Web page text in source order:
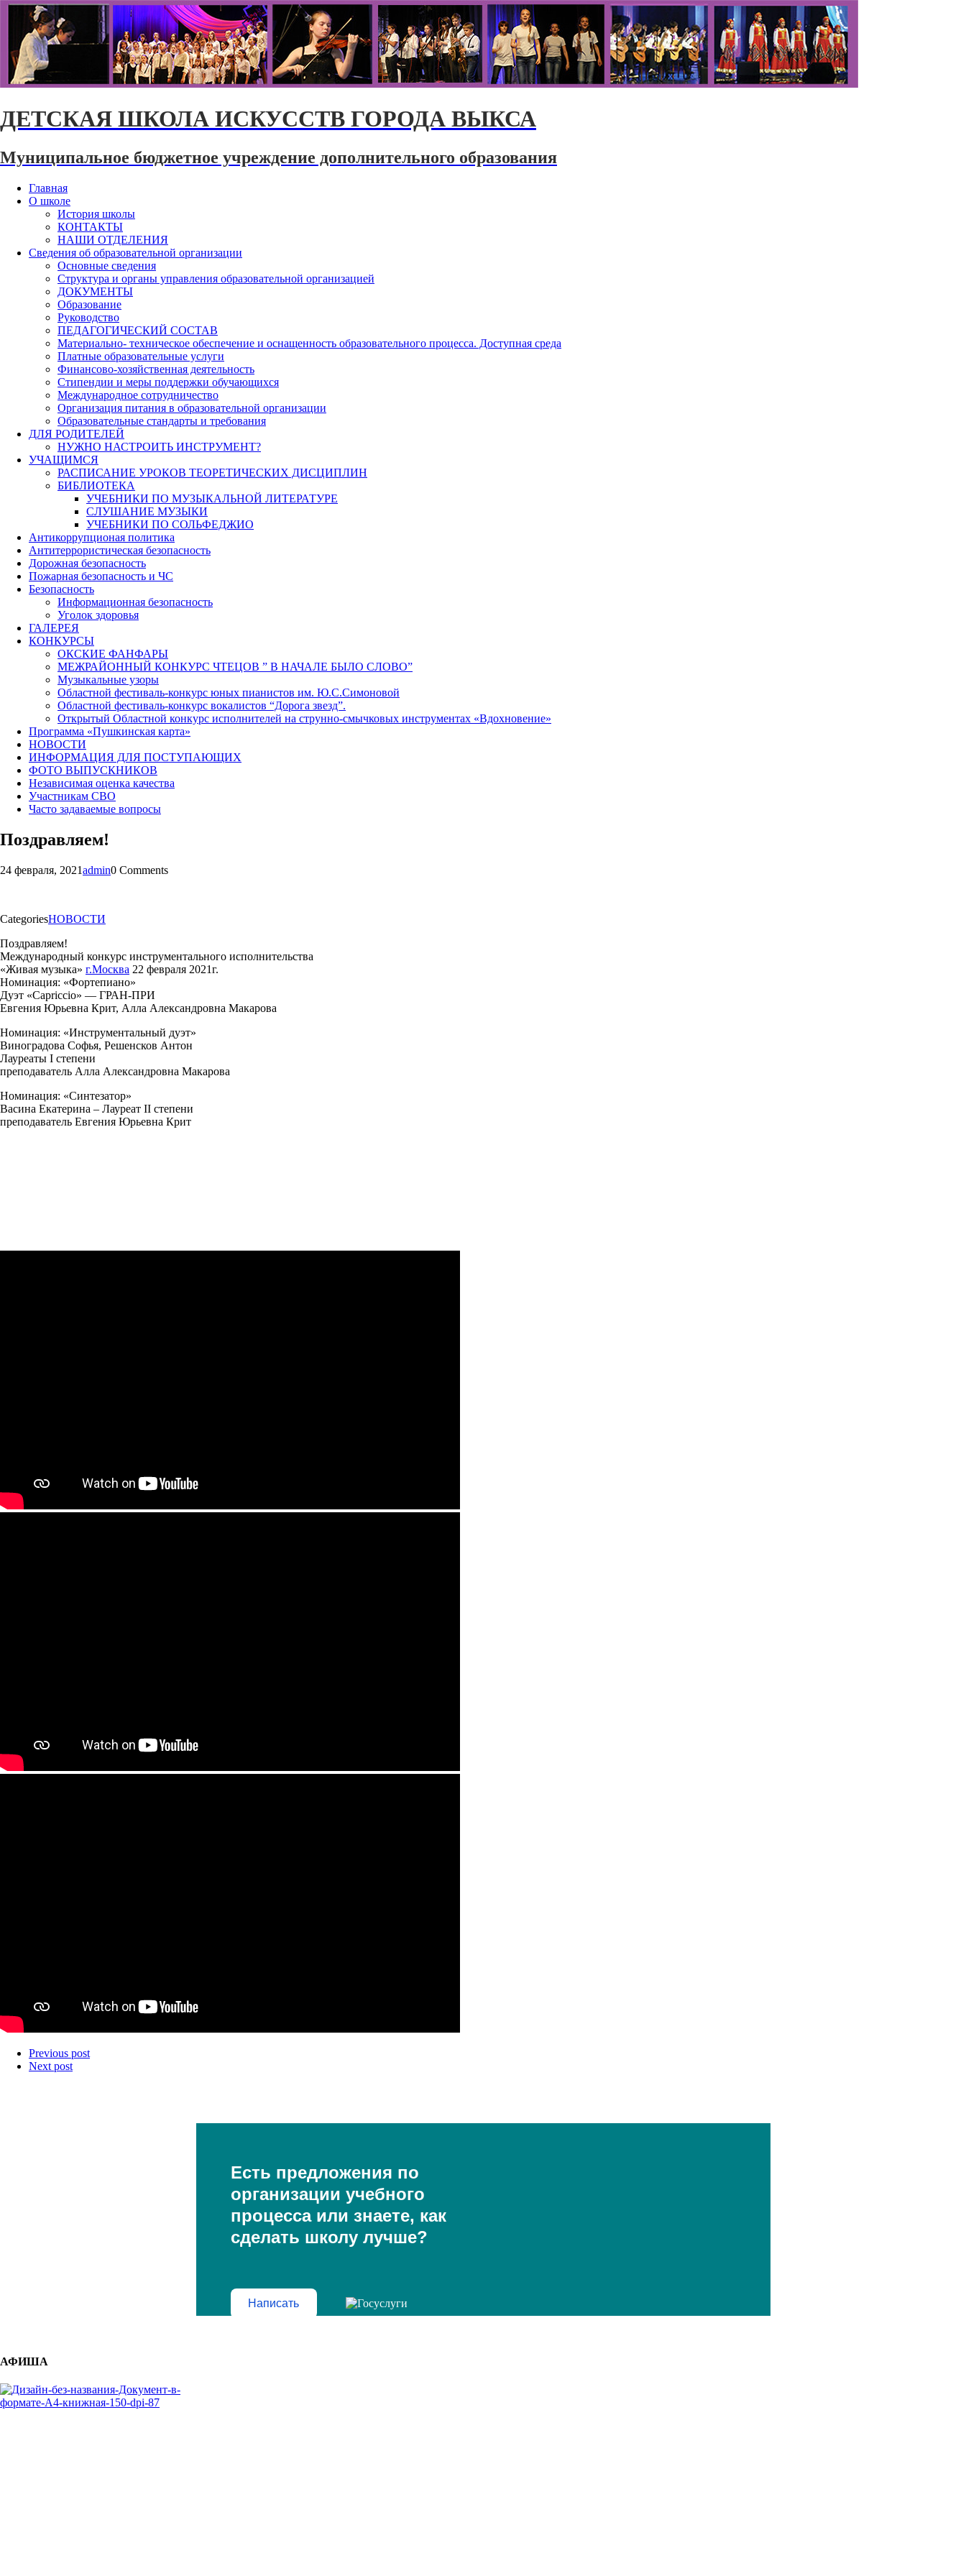
ДЕТСКАЯ ШКОЛА ИСКУССТВ ГОРОДА ВЫКСА
Муниципальное бюджетное учреждение дополнительного образования
Главная
О школе
История школы
КОНТАКТЫ
НАШИ ОТДЕЛЕНИЯ
Сведения об образовательной организации
Основные сведения
Структура и органы управления образовательной организацией
ДОКУМЕНТЫ
Образование
Руководство
ПЕДАГОГИЧЕСКИЙ СОСТАВ
Материально- техническое обеспечение и оснащенность образовательного процесса. Доступная среда
Платные образовательные услуги
Финансово-хозяйственная деятельность
Стипендии и меры поддержки обучающихся
Международное сотрудничество
Организация питания в образовательной организации
Образовательные стандарты и требования
ДЛЯ РОДИТЕЛЕЙ
НУЖНО НАСТРОИТЬ ИНСТРУМЕНТ?
УЧАЩИМСЯ
РАСПИСАНИЕ УРОКОВ ТЕОРЕТИЧЕСКИХ ДИСЦИПЛИН
БИБЛИОТЕКА
УЧЕБНИКИ ПО МУЗЫКАЛЬНОЙ ЛИТЕРАТУРЕ
СЛУШАНИЕ МУЗЫКИ
УЧЕБНИКИ ПО СОЛЬФЕДЖИО
Антикоррупционая политика
Антитеррористическая безопасность
Дорожная безопасность
Пожарная безопасность и ЧС
Безопасность
Информационная безопасность
Уголок здоровья
ГАЛЕРЕЯ
КОНКУРСЫ
ОКСКИЕ ФАНФАРЫ
МЕЖРАЙОННЫЙ КОНКУРС ЧТЕЦОВ ” В НАЧАЛЕ БЫЛО СЛОВО”
Музыкальные узоры
Областной фестиваль-конкурс юных пианистов им. Ю.С.Симоновой
Областной фестиваль-конкурс вокалистов “Дорога звезд”.
Открытый Областной конкурс исполнителей на струнно-смычковых инструментах «Вдохновение»
Программа «Пушкинская карта»
НОВОСТИ
ИНФОРМАЦИЯ ДЛЯ ПОСТУПАЮЩИХ
ФОТО ВЫПУСКНИКОВ
Независимая оценка качества
Участникам СВО
Часто задаваемые вопросы
Поздравляем!
24 февраля, 2021admin0 Comments
CategoriesНОВОСТИ
Поздравляем!
Международный конкурс инструментального исполнительства
«Живая музыка» г.Москва 22 февраля 2021г.
Номинация: «Фортепиано»
Дуэт «Capriccio» — ГРАН-ПРИ
Евгения Юрьевна Крит, Алла Александровна Макарова
Номинация: «Инструментальный дуэт»
Виноградова Софья, Решенсков Антон
Лауреаты I степени
преподаватель Алла Александровна Макарова
Номинация: «Синтезатор»
Васина Екатерина – Лауреат II степени
преподаватель Евгения Юрьевна Крит
Previous post
Next post
Есть предложения по
организации учебного
процесса или знаете, как
сделать школу лучше?
Написать
АФИША